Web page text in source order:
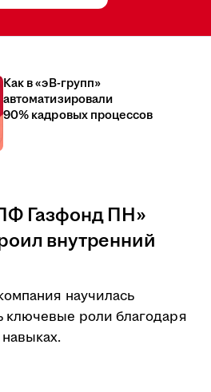
Как в «эВ-групп»
автоматизировали
90% кадровых процессов
Газфонд ПН»
внутренний
научилась
ключевые роли благодаря